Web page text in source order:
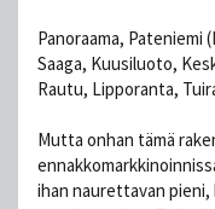
Panoraama, Pateniemi
Saaga, Kuusiluoto,
Rautu, Lipporanta,
Mutta onhan tämä
ihan naurettavan